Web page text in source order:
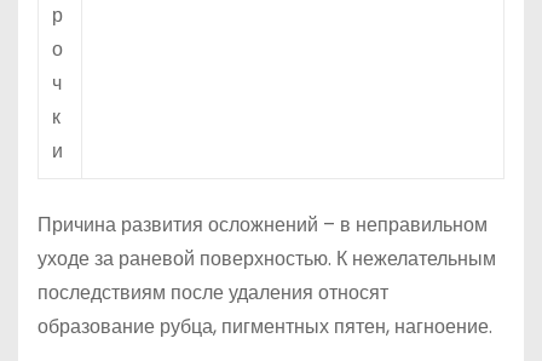
р
о
ч
к
и
Причина развития осложнений – в неправильном
уходе за раневой поверхностью. К нежелательным
последствиям после удаления относят
образование рубца, пигментных пятен, нагноение.